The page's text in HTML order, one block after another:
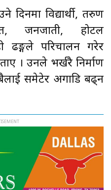
विद्यार्थी, तरुण
जनजाती, होटल
ढङ्गले परिचालन गरेर
। उनले भर्खरै निर्माण
समेटेर अगाडि बढ्न